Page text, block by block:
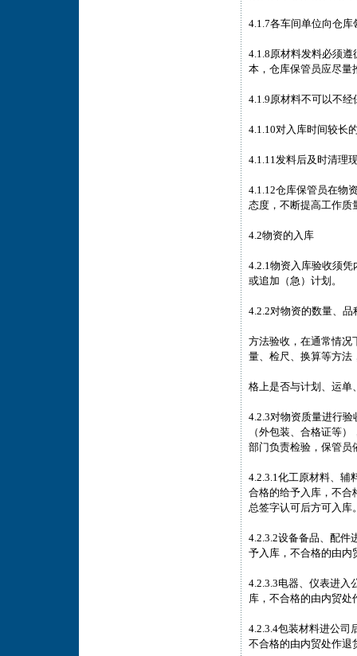
4.1.7各车间单位向仓
4.1.8原材料发料必须
本，仓库保管员应尽量
4.1.9原材料不可以不
4.1.10对入库时间较长
4.1.11发料后及时清理
4.1.12仓库保管员在物
态度，不断提高工作质
4.2物资的入库
4.2.1物资入库验收须
或追加（急）计划。
4.2.2对物资的数量、
方法验收，在通常情况
量、检尺、换算等方法
格上是否与计划、运单
4.2.3对物资质量进行
（外包装、合格证等
部门负责检验，保管员
4.2.3.1化工原材料、辅
合格的给予入库，不合
总签字认可后方可入库
4.2.3.2设备备品、配件
予入库，不合格的由内
4.2.3.3电器、仪表进入
库，不合格的由内贸处
4.2.3.4包装材料进公司
不合格的由内贸处作退